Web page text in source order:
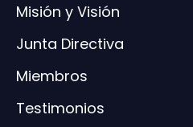
Misión y Visión
Junta Directiva
Miembros
Testimonios